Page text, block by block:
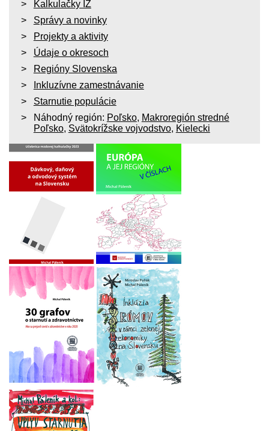
Kalkulačky IZ
Správy a novinky
Projekty a aktivity
Údaje o okresoch
Regióny Slovenska
Inkluzívne zamestnávanie
Starnutie populácie
Náhodný región: Poľsko, Makroregión stredné
Poľsko, Svätokrížske vojvodstvo, Kielecki